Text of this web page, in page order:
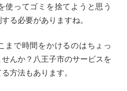
使ってゴミを捨てようと思う
る必要がありますね。
まで時間をかけるのはちょっ
んか？八王子市のサービスを
方法もあります。